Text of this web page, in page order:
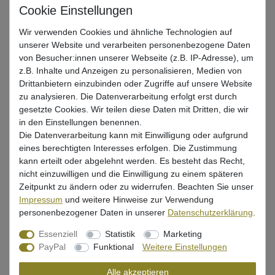
Karpfenvorfächer
UVP 13,99 €
12,22 EUR*
Lieferzeit 1-3 Tage (Deutschland); 3-7 Tage (Ausland)
Informationen zur Berechnung des Liefertermins hier
Mehr als 5 Stück verfügbar
In den Warenkorb
Wunschliste
Wir verwenden Cookies und ähnliche Technologien auf
unserer Website und verarbeiten personenbezogene Daten
von Besucher:innen unserer Webseite (z.B. IP-Adresse), um
z.B. Inhalte und Anzeigen zu personalisieren, Medien von
Drittanbietern einzubinden oder Zugriffe auf unsere Website
zu analysieren. Die Datenverarbeitung erfolgt erst durch
gesetzte Cookies. Wir teilen diese Daten mit Dritten, die wir
in den Einstellungen benennen.
Die Datenverarbeitung kann mit Einwilligung oder aufgrund
eines berechtigten Interesses erfolgen. Die Zustimmung
kann erteilt oder abgelehnt werden. Es besteht das Recht,
nicht einzuwilligen und die Einwilligung zu einem späteren
Zeitpunkt zu ändern oder zu widerrufen. Beachten Sie unser
Impressum und weitere Hinweise zur Verwendung
personenbezogener Daten in unserer Daten­schutz­erklärung
Essenziell Statistik
Marketing
PayPal
Funktional Weitere Einstellungen
Alle akzeptieren